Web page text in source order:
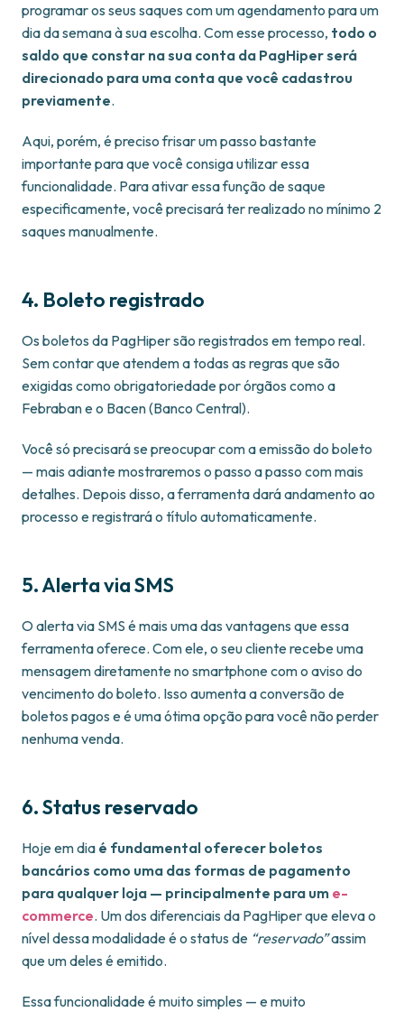
programar os seus saques com um agendamento para um
dia da semana à sua escolha. Com esse processo, todo o
saldo que constar na sua conta da PagHiper será
direcionado para uma conta que você cadastrou
previamente.
Aqui, porém, é preciso frisar um passo bastante
importante para que você consiga utilizar essa
funcionalidade. Para ativar essa função de saque
especificamente, você precisará ter realizado no mínimo 2
saques manualmente.
4. Boleto registrado
Os boletos da PagHiper são registrados em tempo real.
Sem contar que atendem a todas as regras que são
exigidas como obrigatoriedade por órgãos como a
Febraban e o Bacen (Banco Central).
Você só precisará se preocupar com a emissão do boleto
— mais adiante mostraremos o passo a passo com mais
detalhes. Depois disso, a ferramenta dará andamento ao
processo e registrará o título automaticamente.
5. Alerta via SMS
O alerta via SMS é mais uma das vantagens que essa
ferramenta oferece. Com ele, o seu cliente recebe uma
mensagem diretamente no smartphone com o aviso do
vencimento do boleto. Isso aumenta a conversão de
boletos pagos e é uma ótima opção para você não perder
nenhuma venda.
6. Status reservado
Hoje em dia é fundamental oferecer boletos
bancários como uma das formas de pagamento
para qualquer loja — principalmente para um e-
commerce. Um dos diferenciais da PagHiper que eleva o
nível dessa modalidade é o status de “reservado”assim
que um deles é emitido.
Essa funcionalidade é muito simples — e muito